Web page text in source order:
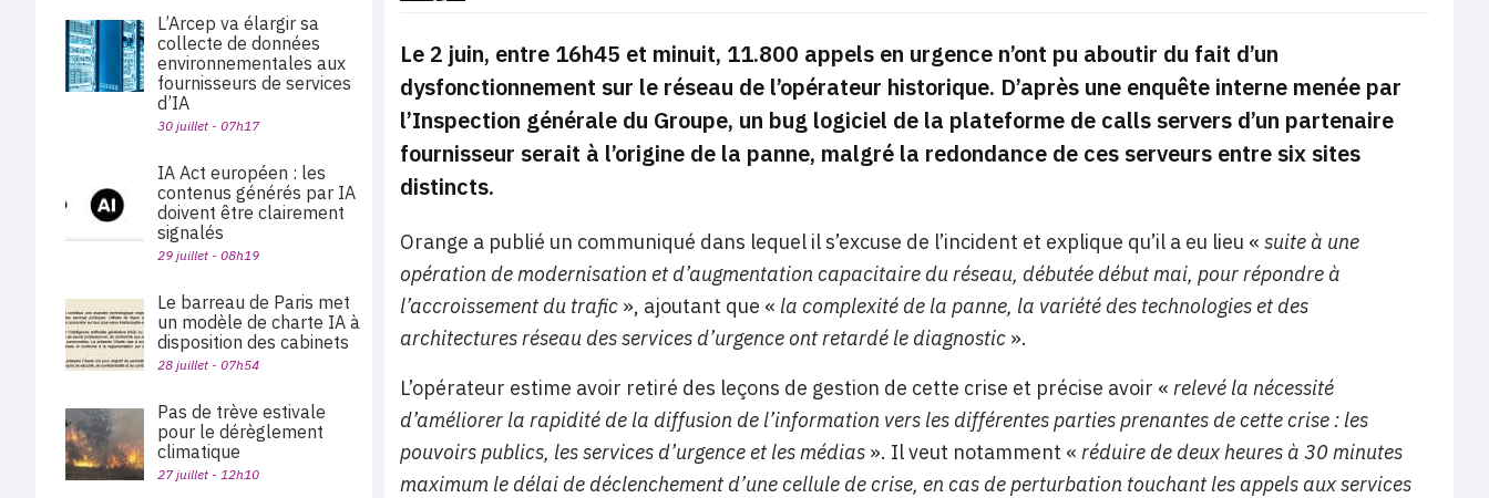
Le 2 juin, entre 16h45 et minuit, 11.800 appels en urgence n’ont pu aboutir du fait d’un
dysfonctionnement sur le réseau de l’opérateur historique. D’après une enquête interne menée par
l’Inspection générale du Groupe, un bug logiciel de la plateforme de calls servers d’un partenaire
fournisseur serait à l’origine de la panne, malgré la redondance de ces serveurs entre six sites
distincts.
Orange a publié un communiqué dans lequel il s’excuse de l’incident et explique qu’il a eu lieu « suite à une
opération de modernisation et d’augmentation capacitaire du réseau, débutée début mai, pour répondre à
l’accroissement du trafic », ajoutant que « la complexité de la panne, la variété des technologies et des
architectures réseau des services d’urgence ont retardé le diagnostic ».
L’opérateur estime avoir retiré des leçons de gestion de cette crise et précise avoir « relevé la nécessité
d’améliorer la rapidité de la diffusion de l’information vers les différentes parties prenantes de cette crise : les
pouvoirs publics, les services d’urgence et les médias ». Il veut notamment « réduire de deux heures à 30 minutes
maximum le délai de déclenchement d’une cellule de crise, en cas de perturbation touchant les appels aux services
L’Arcep va élargir sa
collecte de données
environnementales aux
fournisseurs de services
d’IA
30 juillet - 07h17
IA Act européen : les
contenus générés par IA
doivent être clairement
signalés
29 juillet - 08h19
Le barreau de Paris met
un modèle de charte IA à
disposition des cabinets
28 juillet - 07h54
Pas de trève estivale
pour le dérèglement
climatique
27 juillet - 12h10